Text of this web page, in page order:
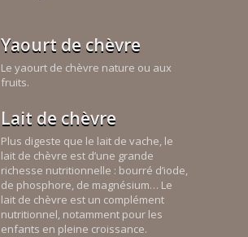
Yaourt de chèvre
Le yaourt de chèvre nature ou aux
fruits.
Lait de chèvre
Plus digeste que le lait de vache, le
lait de chèvre est d’une grande
richesse nutritionnelle : bourré d’iode,
de phosphore, de magnésium… Le
lait de chèvre est un complément
nutritionnel, notamment pour les
enfants en pleine croissance.